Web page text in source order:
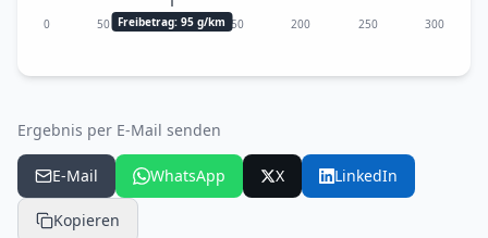
0 50 100 150 200 250 300
Freibetrag: 95 g/km
Ergebnis per E-Mail senden
E-Mail WhatsApp X LinkedIn
Kopieren